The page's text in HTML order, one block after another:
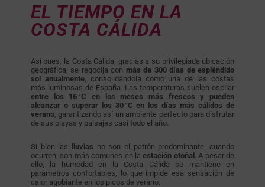
EL TIEMPO EN LA
COSTA CÁLIDA
Así pues, la Costa Cálida, gracias a su privilegiada ubicación
geográfica, se regocija con más de 300 días de espléndido
sol anualmente, consolidándola como una de las costas
más luminosas de España. Las temperaturas suelen oscilar
entre los 16 °C en los meses más frescos y pueden
alcanzar o superar los 30 °C en los días más cálidos de
verano, garantizando así un ambiente perfecto para disfrutar
de sus playas y paisajes casi todo el año.
Si bien las lluvias no son el patrón predominante, cuando
ocurren, son más comunes en laestación otoñal
. A pesar de
ello, la humedad en la Costa Cálida se mantiene en
parámetros confortables, lo que impide esa sensación de
calor agobiante en los picos de verano.